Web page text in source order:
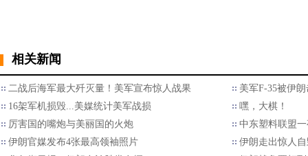
相关新闻
二战后海军最大歼灭量！美军宣布惊人战果
美军F-35被伊
16架军机损毁...美媒统计美军战损
嘿，大棋！
厉害国的嘴炮与美丽国的火炮
中东塑料联盟
伊朗官媒发布4张最高领袖照片
伊朗走出惊人